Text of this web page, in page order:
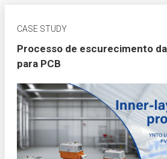
CASE STUDY
Processo de escurecimento
para PCB